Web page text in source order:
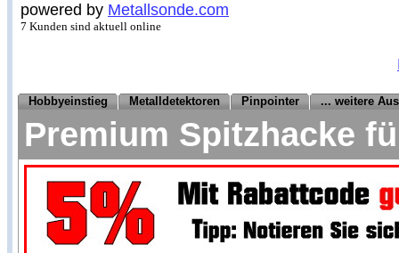
powered by Metallsonde.com
7 Kunden sind aktuell online
Hobbyeinstieg Metalldetektoren Pinpointer ... weitere
Premium Spitzhacke